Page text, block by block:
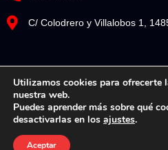
C/ Colodrero y Villalobos 1,
Televisión Baena© Copyright 2025.
Utilizamos cookies para ofrecerte
nuestra web.
Puedes aprender más sobre qué
desactivarlas en los ajustes.
Aceptar